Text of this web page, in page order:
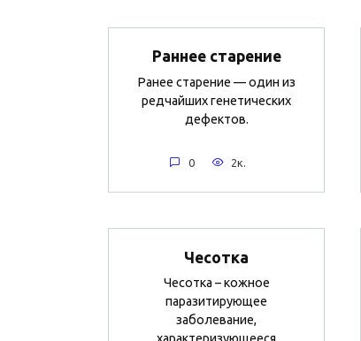
Раннее старение
Ранее старение — один из
редчайших генетических
дефектов.
0 2к.
Чесотка
Чесотка – кожное
паразитирующее
заболевание,